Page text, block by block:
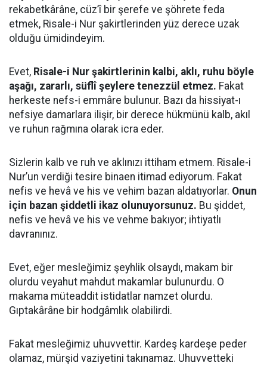
rekabetkârâne, cüz’î bir şerefe ve şöhrete feda
etmek, Risale-i Nur şakirtlerinden yüz derece uzak
olduğu ümidindeyim.
Evet, Risale-i Nur şakirtlerinin kalbi, aklı, ruhu böyle
aşağı, zararlı, süflî şeylere tenezzül etmez. Fakat
herkeste nefs-i emmâre bulunur. Bazı da hissiyat-ı
nefsiye damarlara ilişir, bir derece hükmünü kalb, akıl
ve ruhun rağmına olarak icra eder.
Sizlerin kalb ve ruh ve aklınızı ittiham etmem. Risale-i
Nur’un verdiği tesire binaen itimad ediyorum. Fakat
nefis ve hevâ ve his ve vehim bazan aldatıyorlar. Onun
için bazan şiddetli ikaz olunuyorsunuz. Bu şiddet,
nefis ve hevâ ve his ve vehme bakıyor; ihtiyatlı
davranınız.
Evet, eğer mesleğimiz şeyhlik olsaydı, makam bir
olurdu veyahut mahdut makamlar bulunurdu. O
makama müteaddit istidatlar namzet olurdu.
Gıptakârâne bir hodgâmlık olabilirdi.
Fakat mesleğimiz uhuvvettir. Kardeş kardeşe peder
olamaz, mürşid vaziyetini takınamaz. Uhuvvetteki